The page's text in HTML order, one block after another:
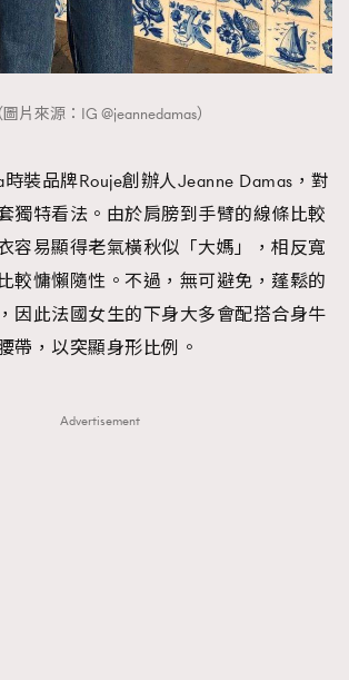
圖片來源：IG @jeannedamas）
裝品牌Rouje創辦人Jeanne Damas，對
獨特看法。由於肩膀到手臂的線條比較
容易顯得老氣橫秋似「大媽」，相反寬
較慵懶隨性。不過，無可避免，蓬鬆的
因此法國女生的下身大多會配搭合身牛
帶，以突顯身形比例。
Advertisement